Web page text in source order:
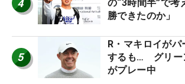
4
の“3時間半”で考
勝できたのか」
5
R・マキロイが
するも… グリー
がプレー中